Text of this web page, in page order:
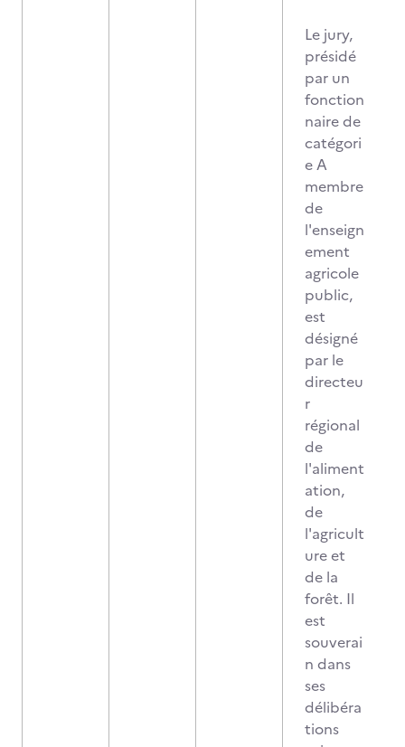
Le jury,
présidé
par un
fonction
naire de
catégori
e A
membre
de
l'enseign
ement
agricole
public,
est
désigné
par le
directeu
r
régional
de
l'aliment
ation,
de
l'agricult
ure et
de la
forêt. Il
est
souverai
n dans
ses
délibéra
tions